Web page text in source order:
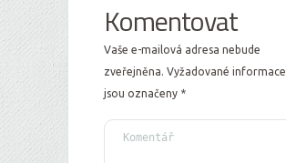
Komentovat
Vaše e-mailová adresa nebude
zveřejněna. Vyžadované informace
jsou označeny *